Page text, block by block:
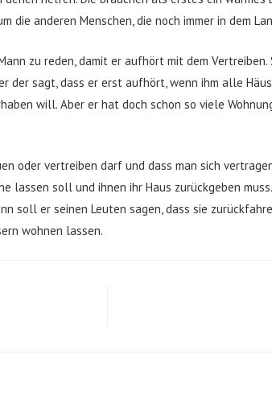
anderen Menschen, die noch immer in dem
zu reden, damit er aufhört mit dem
der sagt, dass er erst aufhört, wenn ihm alle
will. Aber er hat doch schon so viele
oder vertreiben darf und dass man sich
lassen soll und ihnen ihr Haus zurückgeben
soll er seinen Leuten sagen, dass sie
wohnen lassen.